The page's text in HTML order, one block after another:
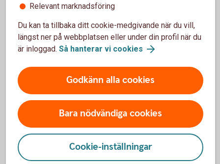
Enligt EMIR ska samtliga derivataffärer som ett
företag gör, även de som är handlade över en börs,
på Swedbank erbjuder våra kunder hjälp med denna
EMIRs transaktionsrapportering
Relevant marknadsföring
Du kan ta tillbaka ditt cookie-medgivande när du vill,
längst ner på webbplatsen eller under din profil när du
är inloggad. Så hanterar vi cookies
Godkänn alla cookies
Bara nödvändiga cookies
Cookie-inställningar